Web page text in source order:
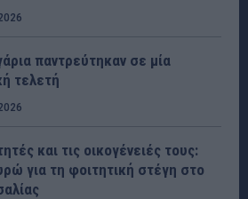
παντρεύτηκαν σε μία
τελετή
και τις οικογένειές τους:
για τη φοιτητική στέγη στο